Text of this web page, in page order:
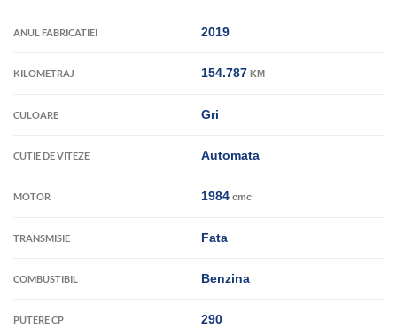
ANUL FABRICATIEI 2019
KILOMETRAJ 154.787 KM
CULOARE Gri
CUTIE DE VITEZE Automata
MOTOR 1984 cmc
TRANSMISIE Fata
COMBUSTIBIL Benzina
PUTERE CP 290